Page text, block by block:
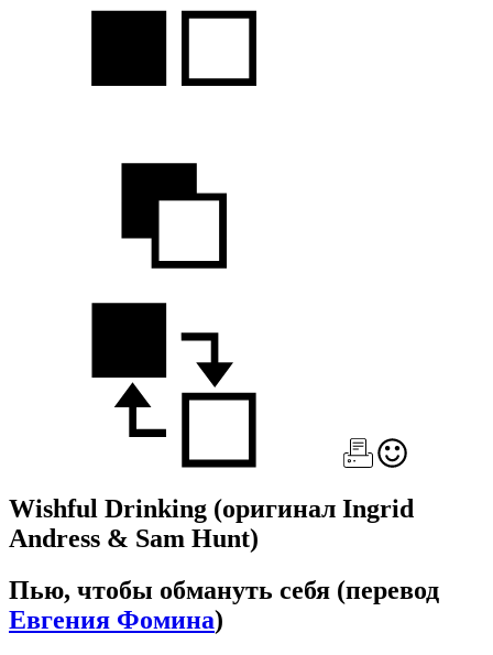
Wishful Drinking (оригинал Ingrid
Andress & Sam Hunt)
Пью, чтобы обмануть себя (перевод
Евгения Фомина)